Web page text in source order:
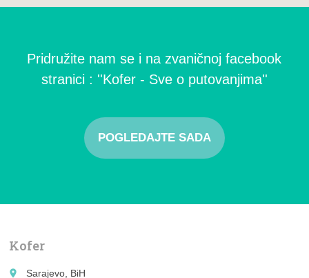
Pridružite nam se i na zvaničnoj facebook
stranici : ''Kofer - Sve o putovanjima''
POGLEDAJTE SADA
Kofer
place Sarajevo, BiH